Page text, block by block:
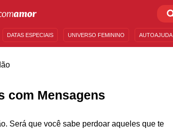
DATAS ESPECIAIS UNIVERSO FEMININO AUTOAJUDA
com Mensagens
Será que você sabe perdoar aqueles que te